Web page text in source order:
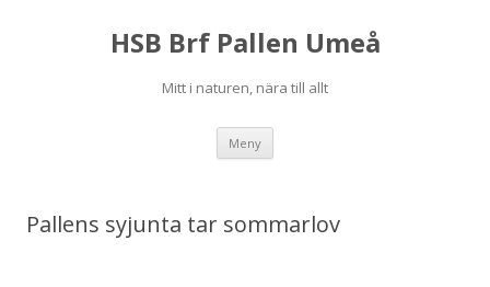
HSB Brf Pallen Umeå
Mitt i naturen, nära till allt
Meny
Pallens syjunta tar sommarlov